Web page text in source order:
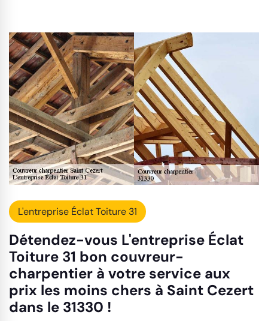
L'entreprise Éclat Toiture 31
Détendez-vous L'entreprise Éclat
Toiture 31 bon couvreur-
charpentier à votre service aux
prix les moins chers à Saint Cezert
dans le 31330 !